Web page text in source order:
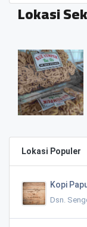
Lokasi
Lokasi Populer
Kopi
Dsn.